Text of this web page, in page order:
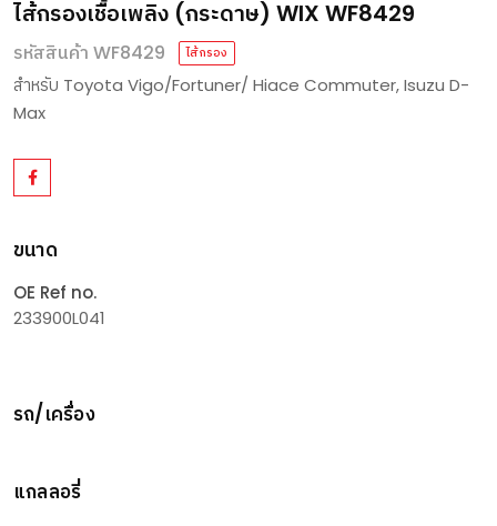
ไส้กรองเชื้อเพลิง (กระดาษ) WIX WF8429
รหัสสินค้า WF8429 ไส้กรอง
สำหรับ Toyota Vigo/Fortuner/ Hiace Commuter, Isuzu D-
Max
ขนาด
OE Ref no.
233900L041
รถ/เครื่อง
แกลลอรี่